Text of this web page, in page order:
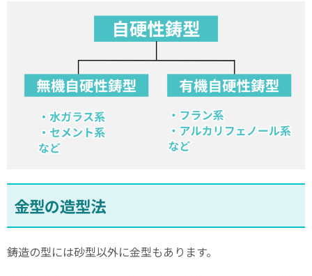
金型の造型法
鋳造の型には砂型以外に金型もあります。